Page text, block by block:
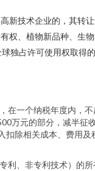
新技术企业的，其转
权、植物新品种、生
独占许可使用权取得
在一个纳税年度内，不
万元的部分，减半征
扣除相关成本、费用及
利、非专利技术）的所